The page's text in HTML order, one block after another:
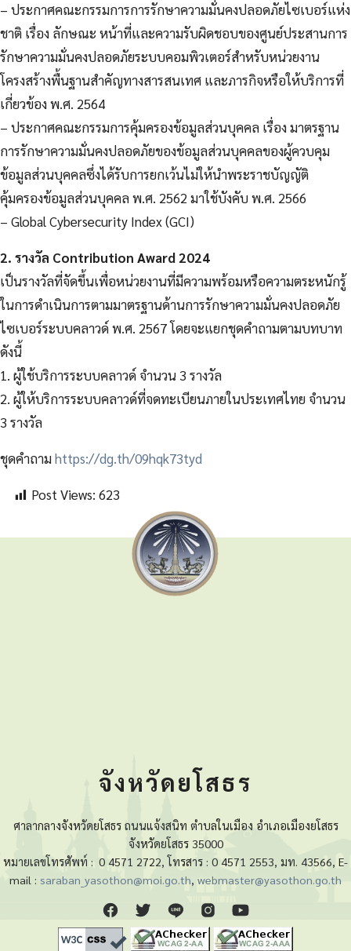
– ประกาศคณะกรรมการการรักษาความมั่นคงปลอดภัยไซเบอร์แห่ง
ชาติ เรื่อง ลักษณะ หน้าที่และความรับผิดชอบของศูนย์ประสานการ
รักษาความมั่นคงปลอดภัยระบบคอมพิวเตอร์สำหรับหน่วยงาน
โครงสร้างพื้นฐานสำคัญทางสารสนเทศ และภารกิจหรือให้บริการที่
เกี่ยวข้อง พ.ศ. 2564
– ประกาศคณะกรรมการคุ้มครองข้อมูลส่วนบุคคล เรื่อง มาตรฐาน
การรักษาความมั่นคงปลอดภัยของข้อมูลส่วนบุคคลของผู้ควบคุม
ข้อมูลส่วนบุคคลซึ่งได้รับการยกเว้นไม่ให้นำพระราชบัญญัติ
คุ้มครองข้อมูลส่วนบุคคล พ.ศ. 2562 มาใช้บังคับ พ.ศ. 2566
– Global Cybersecurity Index (GCI)
2. รางวัล Contribution Award 2024
เป็นรางวัลที่จัดขึ้นเพื่อหน่วยงานที่มีความพร้อมหรือความตระหนักรู้
ในการดำเนินการตามมาตรฐานด้านการรักษาความมั่นคงปลอดภัย
ไซเบอร์ระบบคลาวด์ พ.ศ. 2567 โดยจะแยกชุดคำถามตามบทบาท
ดังนี้
1. ผู้ใช้บริการระบบคลาวด์ จำนวน 3 รางวัล
2. ผู้ให้บริการระบบคลาวด์ที่จดทะเบียนภายในประเทศไทย จำนวน
3 รางวัล
ชุดคำถามhttps://dg.th/09hqk73tyd
Post Views: 623
จังหวัดยโสธร
ศาลากลางจังหวัดยโสธร ถนนแจ้งสนิท ตำบลในเมือง อำเภอเมืองยโสธร
จังหวัดยโสธร 35000
หมายเลขโทรศัพท์ : 0 4571 2722, โทรสาร : 0 4571 2553, มท. 43566, E-
mail : saraban_yasothon@moi.go.th, webmaster@yasothon.go.th